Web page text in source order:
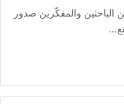
الباحثين والمفكّرين صدور